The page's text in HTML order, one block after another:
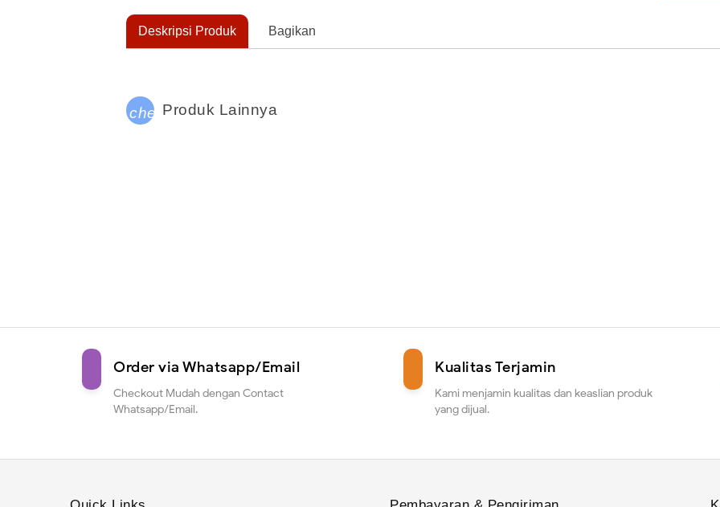
Deskripsi Produk Bagikan
check_circle_outline
Produk Lainnya
Order via Whatsapp/Email
Checkout Mudah dengan Contact
Whatsapp/Email.
Kualitas Terjamin
Kami menjamin kualitas dan keaslian produk
yang dijual.